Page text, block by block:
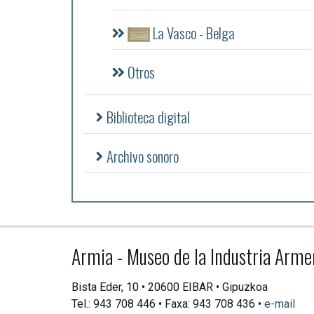
La Vasco - Belga
Otros
Biblioteca digital
Archivo sonoro
Armia - Museo de la Industria
Bista Eder, 10 • 20600 EIBAR • Gipuzkoa
Tel.: 943 708 446 • Faxa: 943 708 436 • e-mail